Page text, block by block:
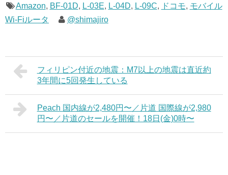
Amazon, BF-01D, L-03E, L-04D, L-09C, ドコモ, モバイル
Wi-Fiルータ
@shimajiro
フィリピン付近の地震：M7以上の地震は直近約
3年間に5回発生している
Peach 国内線が2,480円〜／片道 国際線が2,980
円〜／片道のセールを開催！18日(金)0時〜